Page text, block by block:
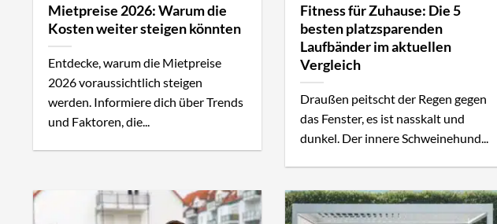
Mietpreise 2026: Warum die
Kosten weiter steigen könnten
Entdecke, warum die Mietpreise
2026 voraussichtlich steigen
werden. Informiere dich über Trends
und Faktoren, die...
Fitness für Zuhause: Die 5
besten platzsparenden
Laufbänder im aktuellen
Vergleich
Draußen peitscht der Regen gegen
das Fenster, es ist nasskalt und
dunkel. Der innere Schweinehund...